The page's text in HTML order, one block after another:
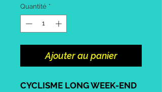
Quantité *
Ajouter au panier
CYCLISME LONG WEEK-END